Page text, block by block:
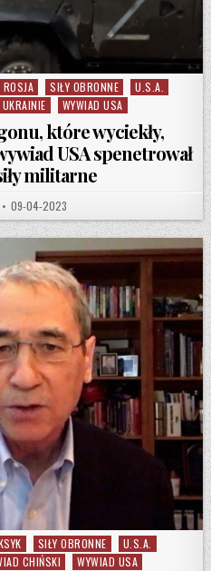
ROSJA SIŁY OBRONNE
U.S.A.
WYWIAD USA
które wyciekły,
USA spenetrował
militarne
PUBLISHED DATE:
09-04-2023
SIŁY OBRONNE
U.S.A.
CHIŃSKI WYWIAD USA